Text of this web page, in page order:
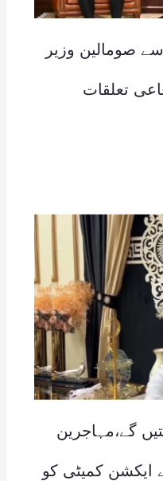
صومالین وزیر
تعلقات
جیتیں گے،مہاجرین
ایکشن کمیٹی کو